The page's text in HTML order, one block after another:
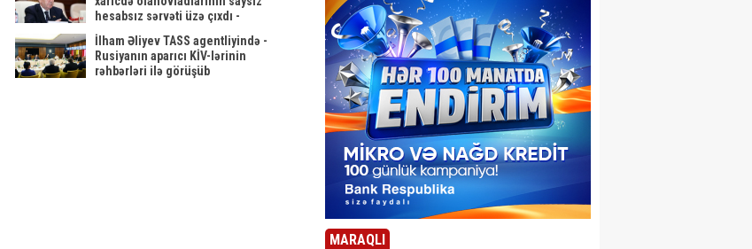
hesabsız sərvəti üzə çıxdı -
FOTO/Sənələr
İlham Əliyev TASS agentliyində -
Rusiyanın aparıcı KİV-lərinin
rəhbərləri ilə görüşüb
MARAQLI